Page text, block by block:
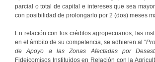
parcial o total de capital e intereses que sea
con posibilidad de prolongarlo por 2 (dos) meses
En relación con los créditos agropecuarios, las
en el ámbito de su competencia, se adhieren al “
de Apoyo a las Zonas Afectadas por
Fideicomisos Instituidos en Relación con la